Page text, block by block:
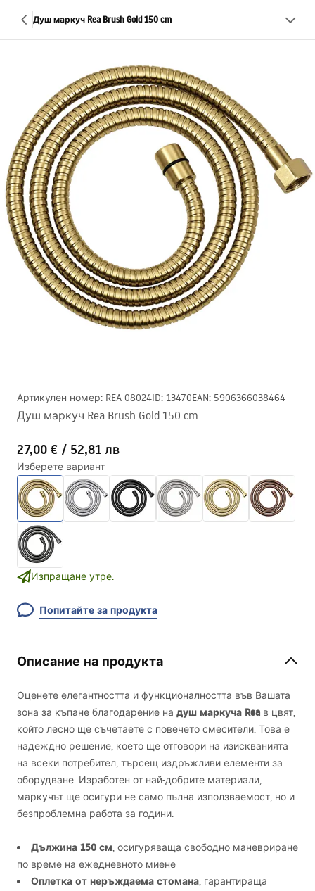
Душ маркуч Rea Brush Gold 150 cm
Артикулен номер: REA-08024ID: 13470EAN: 5906366038464
Душ маркуч Rea Brush Gold 150 cm
27,00 € / 52,81 лв
Изберете вариант
Изпращане утре.
Попитайте за продукта
Описание на продукта
Оценете елегантността и функционалността във Вашата
зона за къпане благодарение на душ маркуча Rea в цвят,
който лесно ще съчетаете с повечето смесители. Това е
надеждно решение, което ще отговори на изискванията
на всеки потребител, търсещ издръжливи елементи за
оборудване. Изработен от най-добрите материали,
маркучът ще осигури не само пълна използваемост, но и
безпроблемна работа за години.
Дължина 150 см, осигуряваща свободно маневриране
по време на ежедневното миене
Оплетка от неръждаема стомана, гарантираща